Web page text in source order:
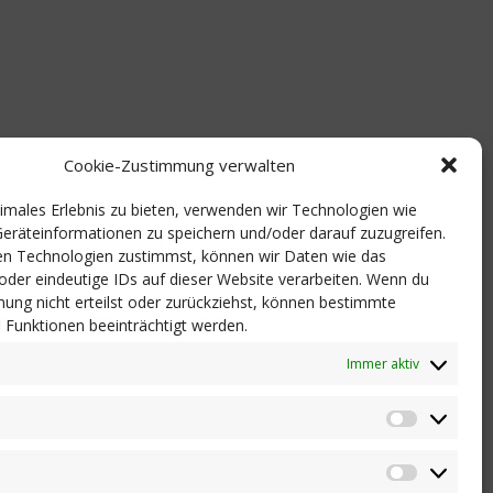
Cookie-Zustimmung verwalten
Erlebnis zu bieten, verwenden wir Technologien wie
zu speichern und/oder darauf zuzugreifen.
Technologien zustimmst, können wir Daten wie das
eindeutige IDs auf dieser Website verarbeiten. Wenn du
nicht erteilst oder zurückziehst, können bestimmte
beeinträchtigt werden.
Immer aktiv